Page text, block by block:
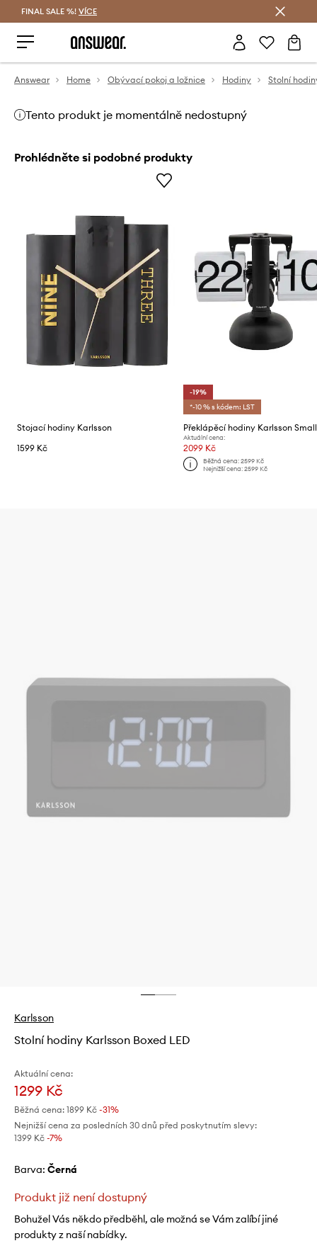
FINAL SALE %! VÍCE
Answear Home Obývací pokoj a ložnice Hodiny Stolní
Tento produkt je momentálně nedostupný
Prohlédněte si podobné produkty
Stojací hodiny Karlsson
1599 Kč
-19%
*-10 % s kódem: LST
Překlápěcí hodiny Karlsson
Aktuální cena:
2099 Kč
Běžná cena: 2599 Kč
Nejnižší cena: 2599 Kč
Karlsson
Stolní hodiny Karlsson Boxed LED
Aktuální cena:
1299 Kč
Běžná cena: 1899 Kč -31%
Nejnižší cena za posledních 30 dnů před poskytnutím slevy:
1399 Kč -7%
Barva: černá
Produkt již není dostupný
Bohužel Vás někdo předběhl, ale možná se Vám zalíbí jiné
produkty z naší nabídky.